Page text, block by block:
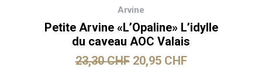
Arvine
Petite Arvine «L’Opaline» L’idylle
du caveau AOC Valais
23,30CHF 20,95 CHF